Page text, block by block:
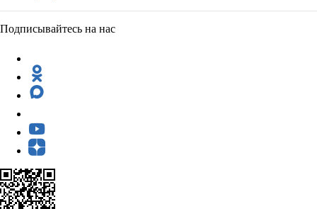
Подписывайтесь на нас